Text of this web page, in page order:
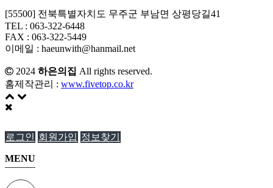
[55500] 전북특별자치도 무주군 부남면 상평당길41
TEL : 063-322-6448
FAX : 063-322-5449
이메일 : haeunwith@hanmail.net
2024 하은의집 All rights reserved.
홈제작관리 : www.fivetop.co.kr
로그인 회원가입 정보찾기
MENU